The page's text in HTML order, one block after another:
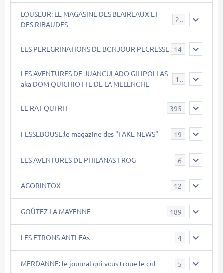
LOUSEUR: LE MAGASINE DES BLAIREAUX ET
DES RIBAUDES
21
LES PEREGRINATIONS DE BONJOUR PECRESSE 14
LES AVENTURES DE JUANCULADO GILIPOLLAS
aka DOM QUICHIOTTE DE LA MELENCHE
119
LE RAT QUI RIT 395
FESSEBOUSE:le magazine des "FAKE NEWS" 19
LES AVENTURES DE PHILANAS FROG 6
AGORINTOX 12
GOÛTEZ LA MAYENNE 189
LES ETRONS ANTI-FAs 4
MERDANNE: le journal qui vous troue le cul 5